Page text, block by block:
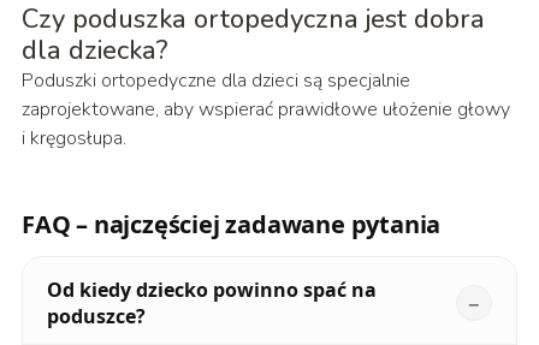
Czy poduszka ortopedyczna jest dobra
dla dziecka?
Poduszki ortopedyczne dla dzieci są specjalnie
zaprojektowane, aby wspierać prawidłowe ułożenie głowy
i kręgosłupa.
FAQ – najczęściej zadawane pytania
Od kiedy dziecko powinno spać na
poduszce?